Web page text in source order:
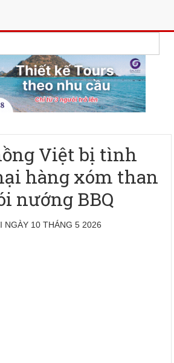
Việt bị tình
hàng xóm than
nướng BBQ
NGÀY 10 THÁNG 5 2026